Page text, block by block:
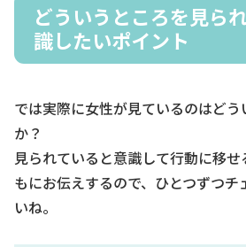
どういうところを見ら
識したいポイント
では実際に女性が見ているのはどう
か？
見られていると意識して行動に移
もにお伝えするので、ひとつずつチ
いね。